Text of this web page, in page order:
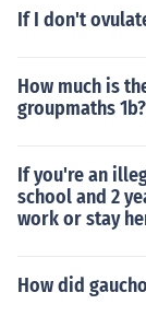
If I don't
How much is
groupmaths 1b?
If you're an
school and 2
work or stay
How did